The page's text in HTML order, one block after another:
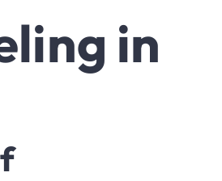
in